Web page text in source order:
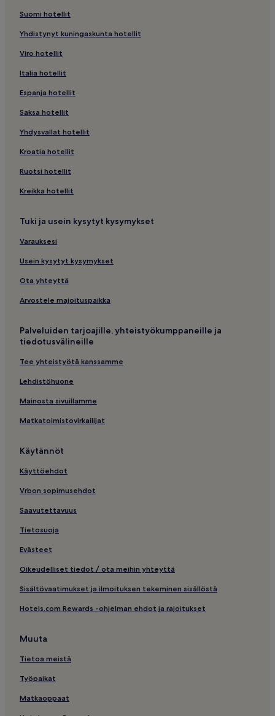
Suomi hotellit
Yhdistynyt kuningaskunta hotellit
Viro hotellit
Italia hotellit
Espanja hotellit
Saksa hotellit
Yhdysvallat hotellit
Kroatia hotellit
Ruotsi hotellit
Kreikka hotellit
Tuki ja usein kysytyt kysymykset
Varauksesi
Usein kysytyt kysymykset
Ota yhteyttä
Arvostele majoituspaikka
Palveluiden tarjoajille, yhteistyökumppaneille ja
tiedotusvälineille
Tee yhteistyötä kanssamme
Lehdistöhuone
Mainosta sivuillamme
Matkatoimistovirkailijat
Käytännöt
Käyttöehdot
Vrbon sopimusehdot
Saavutettavuus
Tietosuoja
Evästeet
Oikeudelliset tiedot / ota meihin yhteyttä
Sisältövaatimukset ja ilmoituksen tekeminen sisällöstä
Hotels.com Rewards -ohjelman ehdot ja rajoitukset
Muuta
Tietoa meistä
Työpaikat
Matkaoppaat